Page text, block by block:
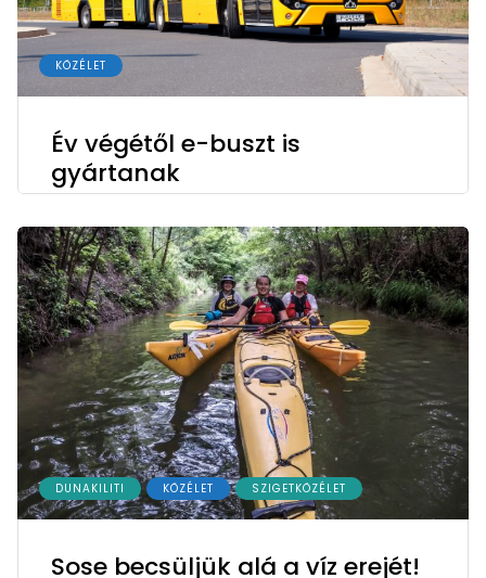
KÖZÉLET
Év végétől e-buszt is
gyártanak
DUNAKILITI KÖZÉLET SZIGETKÖZÉLET
Sose becsüljük alá a víz erejét!